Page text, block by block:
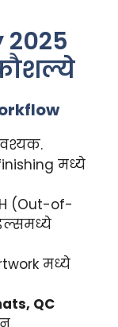
मध्ये
(Out-of-
मध्ये
QC